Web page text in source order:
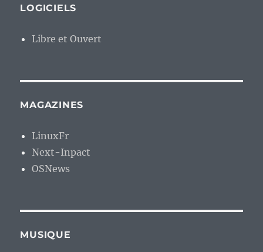
LOGICIELS
Libre et Ouvert
MAGAZINES
LinuxFr
Next-Inpact
OSNews
MUSIQUE